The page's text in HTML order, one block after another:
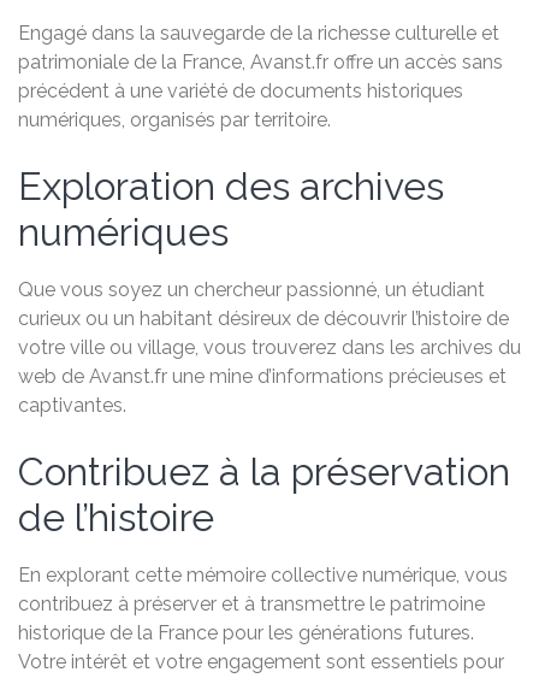
Engagé dans la sauvegarde de la richesse culturelle et
patrimoniale de la France, Avanst.fr offre un accès sans
précédent à une variété de documents historiques
numériques, organisés par territoire.
Exploration des archives
numériques
Que vous soyez un chercheur passionné, un étudiant
curieux ou un habitant désireux de découvrir l’histoire de
votre ville ou village, vous trouverez dans les archives du
web de Avanst.fr une mine d’informations précieuses et
captivantes.
Contribuez à la préservation
de l’histoire
En explorant cette mémoire collective numérique, vous
contribuez à préserver et à transmettre le patrimoine
historique de la France pour les générations futures.
Votre intérêt et votre engagement sont essentiels pour